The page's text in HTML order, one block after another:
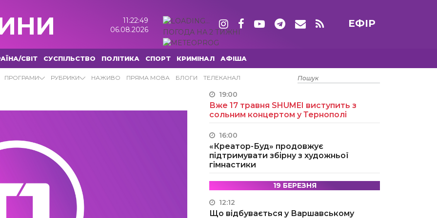
11:22:50
06.08.2026
ПОГОДА НА 2 ТИЖНІ
ЕФІР
СВІТ СУСПІЛЬСТВО ПОЛІТИКА СПОРТ КРИМІНАЛ АФІША
ПРОГРАМИ РУБРИКИ НАЖИВО ПРЯМА МОВА БЛОГИ ТЕЛЕКАНАЛ
15 ТРАВНЯ
19:00
Вже 17 травня SHUMEI виступить з
сольним концертом у Тернополі
16:00
«Креатор-Буд» продовжує
підтримувати збірну з художньої
гімнастики
19 БЕРЕЗНЯ
12:12
Що відбувається у Варшавському